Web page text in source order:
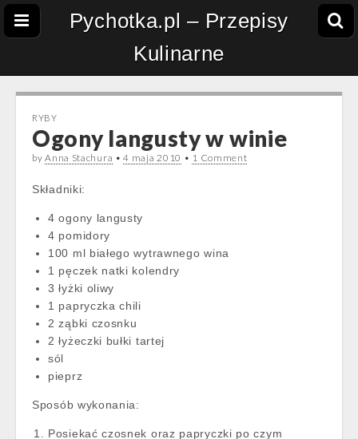
Pychotka.pl – Przepisy
Kulinarne
RYBY
Ogony langusty w winie
byAnna Stachura •4 maja 2010 • 1 Comment
Składniki:
4 ogony langusty
4 pomidory
100 ml białego wytrawnego wina
1 pęczek natki kolendry
3 łyżki oliwy
1 papryczka chili
2 ząbki czosnku
2 łyżeczki bułki tartej
sól
pieprz
Sposób wykonania:
Posiekać czosnek oraz papryczki po czym